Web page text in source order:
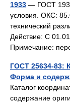
1933 — ГОСТ
условия. ОКС:
технический
Действие: С
Примечание:
ГОСТ 25634-83:
Форма и
Каталог
содержание